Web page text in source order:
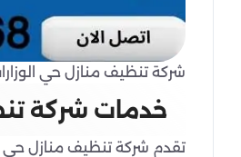
شركة تنظيف منازل حي
خدمات شركة
تقدم شركة تنظيف منازل حي